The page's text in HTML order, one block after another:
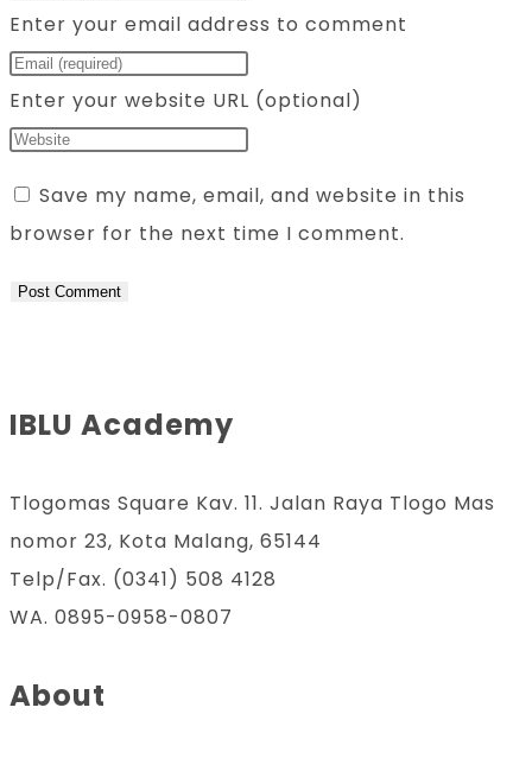
Enter your email address to comment
Enter your website URL (optional)
Save my name, email, and website in this
browser for the next time I comment.
IBLU Academy
Tlogomas Square Kav. 11. Jalan Raya Tlogo Mas
nomor 23, Kota Malang, 65144
Telp/Fax. (0341) 508 4128
WA. 0895-0958-0807
About